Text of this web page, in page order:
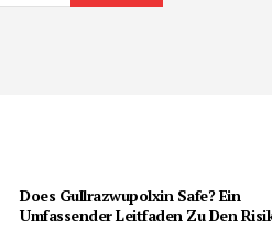
Does Gullrazwupolxin Safe? Ein
Umfassender Leitfaden Zu Den